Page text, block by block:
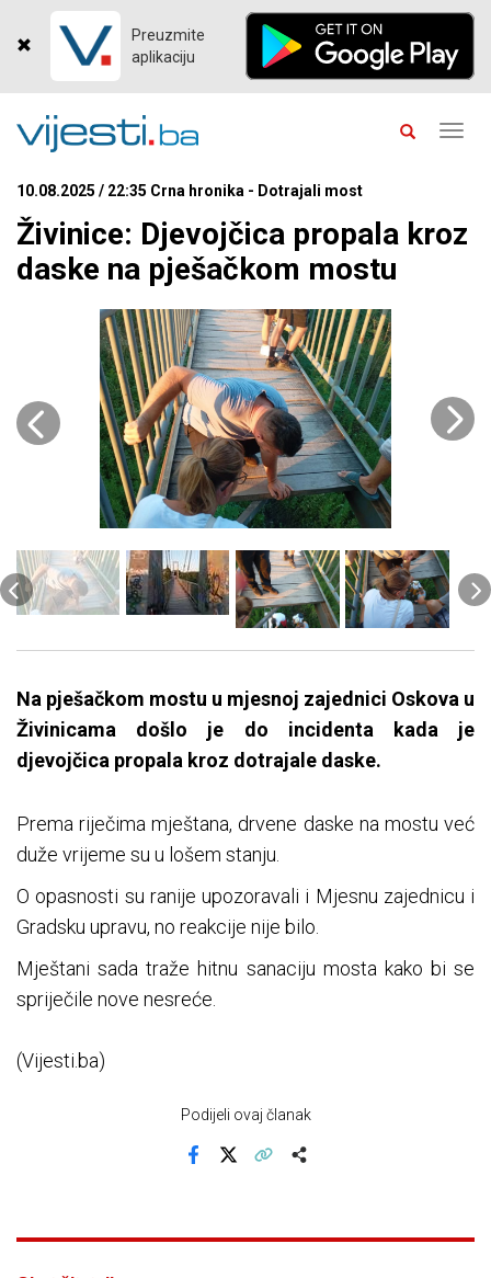
Preuzmite
aplikaciju
10.08.2025 / 22:35 Crna hronika - Dotrajali most
Živinice: Djevojčica propala kroz
daske na pješačkom mostu
Na pješačkom mostu u mjesnoj zajednici Oskova u
Živinicama došlo je do incidenta kada je
djevojčica propala kroz dotrajale daske.
Prema riječima mještana, drvene daske na mostu već
duže vrijeme su u lošem stanju.
O opasnosti su ranije upozoravali i Mjesnu zajednicu i
Gradsku upravu, no reakcije nije bilo.
Mještani sada traže hitnu sanaciju mosta kako bi se
spriječile nove nesreće.
(Vijesti.ba)
Podijeli ovaj članak